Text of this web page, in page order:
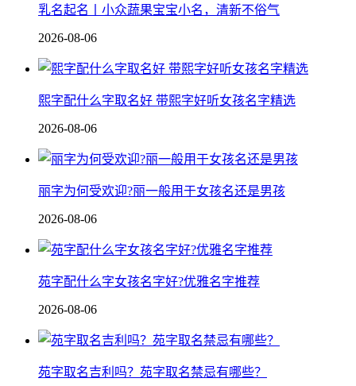
乳名起名丨小众蔬果宝宝小名，清新不俗气
2026-08-06
熙字配什么字取名好 带熙字好听女孩名字精选
2026-08-06
丽字为何受欢迎?丽一般用于女孩名还是男孩
2026-08-06
苑字配什么字女孩名字好?优雅名字推荐
2026-08-06
苑字取名吉利吗？苑字取名禁忌有哪些？